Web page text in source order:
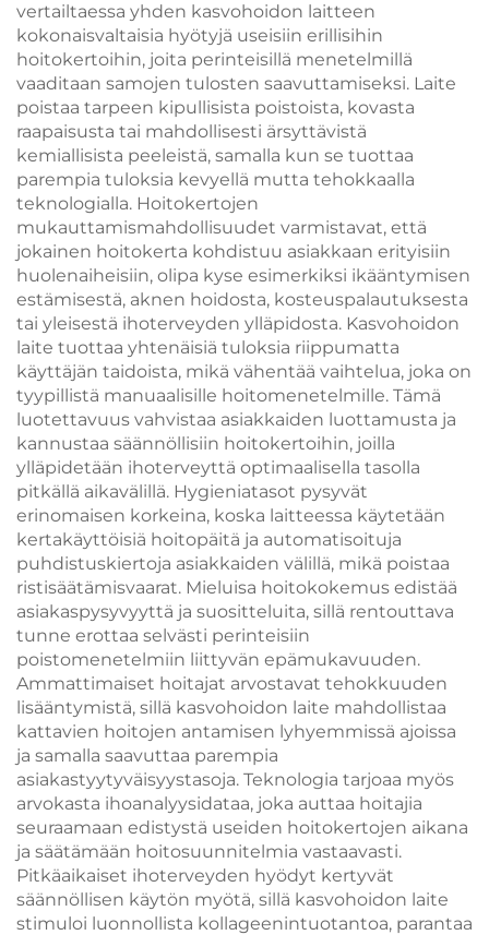
vertailtaessa yhden kasvohoidon laitteen
kokonaisvaltaisia hyötyjä useisiin erillisihin
hoitokertoihin, joita perinteisillä menetelmillä
vaaditaan samojen tulosten saavuttamiseksi. Laite
poistaa tarpeen kipullisista poistoista, kovasta
raapaisusta tai mahdollisesti ärsyttävistä
kemiallisista peeleistä, samalla kun se tuottaa
parempia tuloksia kevyellä mutta tehokkaalla
teknologialla. Hoitokertojen
mukauttamismahdollisuudet varmistavat, että
jokainen hoitokerta kohdistuu asiakkaan erityisiin
huolenaiheisiin, olipa kyse esimerkiksi ikääntymisen
estämisestä, aknen hoidosta, kosteuspalautuksesta
tai yleisestä ihoterveyden ylläpidosta. Kasvohoidon
laite tuottaa yhtenäisiä tuloksia riippumatta
käyttäjän taidoista, mikä vähentää vaihtelua, joka on
tyypillistä manuaalisille hoitomenetelmille. Tämä
luotettavuus vahvistaa asiakkaiden luottamusta ja
kannustaa säännöllisiin hoitokertoihin, joilla
ylläpidetään ihoterveyttä optimaalisella tasolla
pitkällä aikavälillä. Hygieniatasot pysyvät
erinomaisen korkeina, koska laitteessa käytetään
kertakäyttöisiä hoitopäitä ja automatisoituja
puhdistuskiertoja asiakkaiden välillä, mikä poistaa
ristisäätämisvaarat. Mieluisa hoitokokemus edistää
asiakaspysyvyyttä ja suositteluita, sillä rentouttava
tunne erottaa selvästi perinteisiin
poistomenetelmiin liittyvän epämukavuuden.
Ammattimaiset hoitajat arvostavat tehokkuuden
lisääntymistä, sillä kasvohoidon laite mahdollistaa
kattavien hoitojen antamisen lyhyemmissä ajoissa
ja samalla saavuttaa parempia
asiakastyytyväisyystasoja. Teknologia tarjoaa myös
arvokasta ihoanalyysidataa, joka auttaa hoitajia
seuraamaan edistystä useiden hoitokertojen aikana
ja säätämään hoitosuunnitelmia vastaavasti.
Pitkäaikaiset ihoterveyden hyödyt kertyvät
säännöllisen käytön myötä, sillä kasvohoidon laite
stimuloi luonnollista kollageenintuotantoa, parantaa